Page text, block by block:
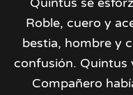
Roble, cuero y
bestia, hombre y
confusión. Quintus
Compañero